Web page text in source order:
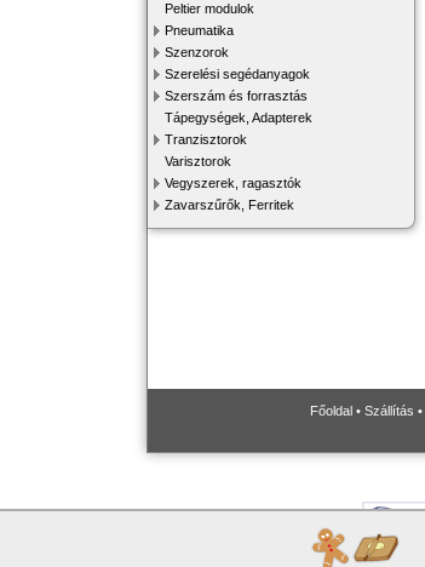
Peltier modulok
Pneumatika
Szenzorok
Szerelési segédanyagok
Szerszám és forrasztás
Tápegységek, Adapterek
Tranzisztorok
Varisztorok
Vegyszerek, ragasztók
Zavarszűrők, Ferritek
Főoldal • Szállítás •